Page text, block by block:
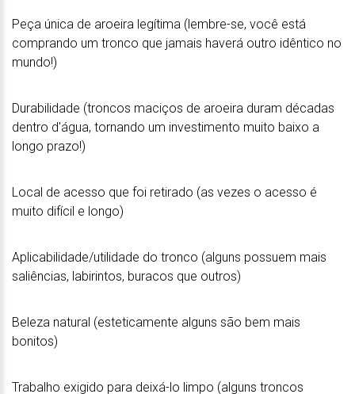
Peça única de aroeira legítima (lembre-se, você está
comprando um tronco que jamais haverá outro idêntico no
mundo!)
Durabilidade (troncos maciços de aroeira duram décadas
dentro d'água, tornando um investimento muito baixo a
longo prazo!)
Local de acesso que foi retirado (as vezes o acesso é
muito difícil e longo)
Aplicabilidade/utilidade do tronco (alguns possuem mais
saliências, labirintos, buracos que outros)
Beleza natural (esteticamente alguns são bem mais
bonitos)
Trabalho exigido para deixá-lo limpo (alguns troncos